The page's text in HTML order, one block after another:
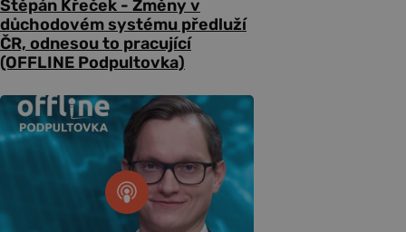
Štěpán Křeček - Změny v
důchodovém systému předluží
ČR, odnesou to pracující
(OFFLINE Podpultovka)